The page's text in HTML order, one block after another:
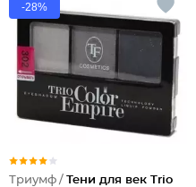
-28%
Триумф / Тени для век Trio